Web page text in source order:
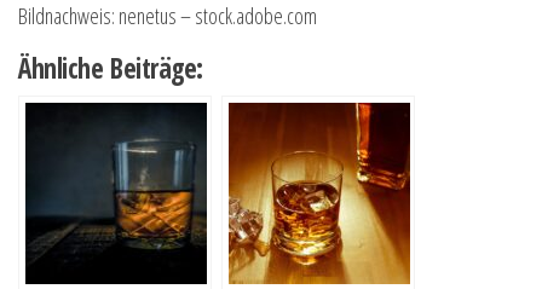
Bildnachweis: nenetus – stock.adobe.com
Ähnliche Beiträge: